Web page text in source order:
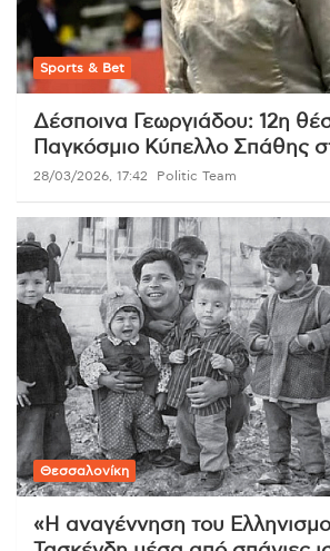
Sports & Bet
Δέσποινα Γεωργιάδου: 12η
Παγκόσμιο Κύπελλο Σπάθης
28/03/2026, 17:42 Politic Team
Θεσσαλονίκη
«Η αναγέννηση του